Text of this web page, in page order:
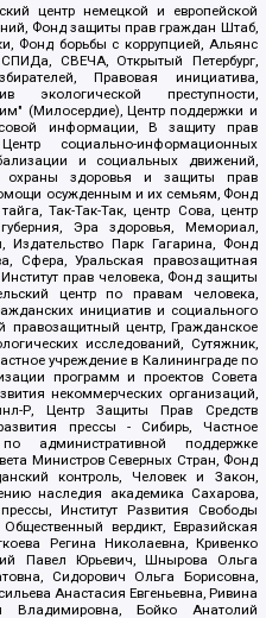
центр немецкой и европейской
Фонд защиты прав граждан Штаб,
Фонд борьбы с коррупцией, Альянс
СВЕЧА, Открытый Петербург,
Правовая инициатива,
экологической преступности,
(Милосердие), Центр поддержки и
информации, В защиту прав
социально-информационных
и социальных движений,
охраны здоровья и защиты прав
осужденным и их семьям, Фонд
Так-Так-Так, центр Сова, центр
Эра здоровья, Мемориал,
Парк Гагарина, Фонд
Сфера, Уральская правозащитная
прав человека, Фонд защиты
центр по правам человека,
инициатив и социального
правозащитный центр, Гражданское
исследований, Сутяжник,
учреждение в Калининграде по
программ и проектов Совета
некоммерческих организаций,
Р, Центр Защиты Прав Средств
прессы - Сибирь, Частное
административной поддержке
Министров Северных Стран, Фонд
контроль, Человек и Закон,
наследия академика Сахарова,
Институт Развития Свободы
вердикт, Евразийская
Регина Николаевна, Кривенко
Павел Юрьевич, Шнырова Ольга
Сидорович Ольга Борисовна,
Анастасия Евгеньевна, Ривина
Бойко Анатолий